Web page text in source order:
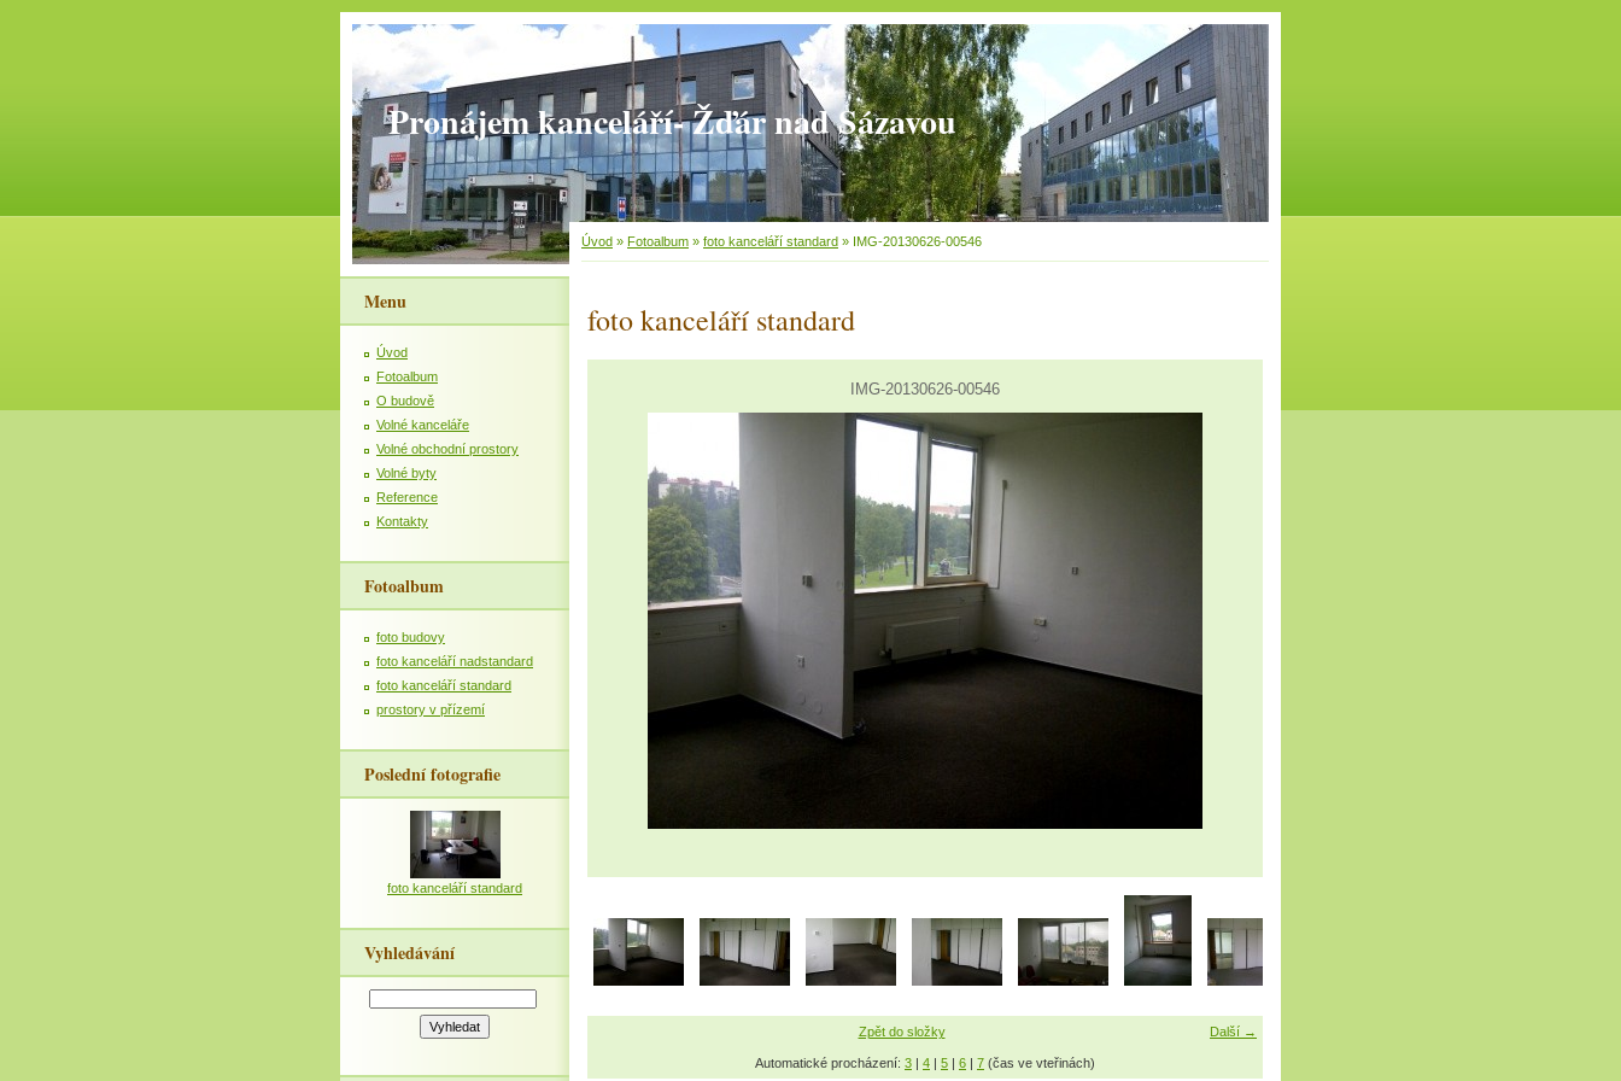
Pronájem kanceláří- Žďár nad Sázavou
Úvod » Fotoalbum » foto kanceláří standard » IMG-20130626-00546
foto kanceláří standard
IMG-20130626-00546
Další →
Zpět do složky
Automatické procházení: 3 | 4 | 5 | 6 | 7 (čas ve vteřinách)
Menu
Úvod
Fotoalbum
O budově
Volné kanceláře
Volné obchodní prostory
Volné byty
Reference
Kontakty
Fotoalbum
foto budovy
foto kanceláří nadstandard
foto kanceláří standard
prostory v přízemí
Poslední fotografie
foto kanceláří standard
Vyhledávání